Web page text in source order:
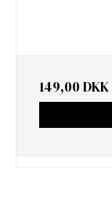
149,00 DKK